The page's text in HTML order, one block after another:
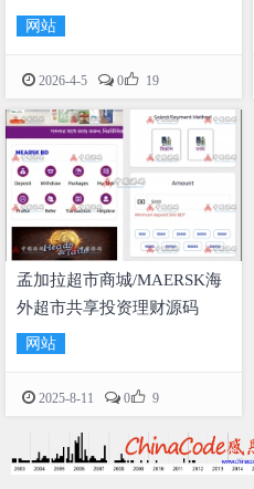
网站
2026-4-5 0 19
孟加拉超市商城/MAERSK海
外超市共享投资理财源码
网站
2025-8-11 0 9